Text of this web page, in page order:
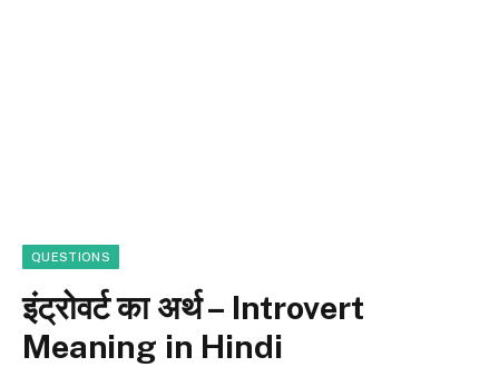
QUESTIONS
इंट्रोवर्ट का अर्थ – Introvert
Meaning in Hindi